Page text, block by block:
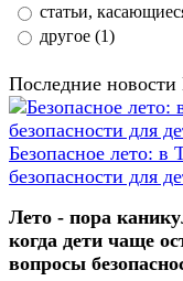
статьи,
другое (1)
Последние
Безопасное лето:
безопасности для
Лето - пора
когда дети чаще
вопросы